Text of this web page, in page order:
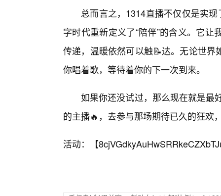
总而言之，1314直播不仅仅是实
字时代重新定义了“陪伴”的含义。它
传递，温暖依然可以触📝达。无论世
你唱着歌，等待着你的下一次到来。
如果你还没试过，那么现在就是最
的主播🔥，去参与那场期待已久的狂欢
活动：【